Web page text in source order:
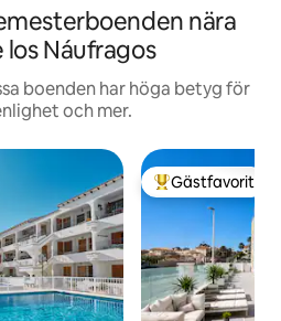
nära
los Náufragos
boenden har höga betyg för
och mer.
Populär
Gästfavorit